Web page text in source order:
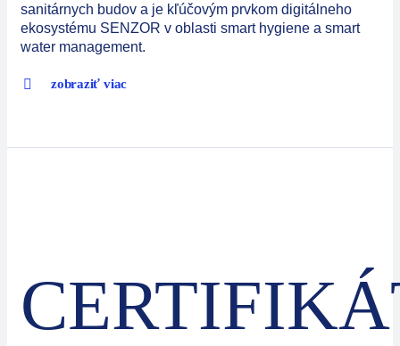
sanitárnych budov a je kľúčovým prvkom digitálneho
ekosystému SENZOR v oblasti smart hygiene a smart
water management.
zobraziť viac